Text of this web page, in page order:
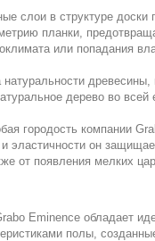
слои в структуре доски
планки,
или попадания
натуральности древесины,
дерево во всей
городость компании
эластичности он
от появления мелких
Eminence обладает
полы,